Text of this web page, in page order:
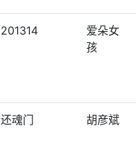
201314
爱朵女
孩
还魂门 胡彦斌